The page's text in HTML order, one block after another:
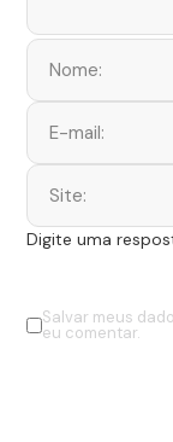
Salvar meus
eu comentar.
Digite uma